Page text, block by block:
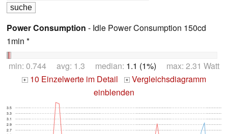
Power Consumption - Idle Power Consumption 150cd
1min *
min: 0.744 avg: 1.3 median: 1.1 (1%) max: 2.31 Watt
+ 10 Einzelwerte im Detail +
Vergleichsdiagramm
einblenden
2.7
2.9
3.1
3.3
3.5